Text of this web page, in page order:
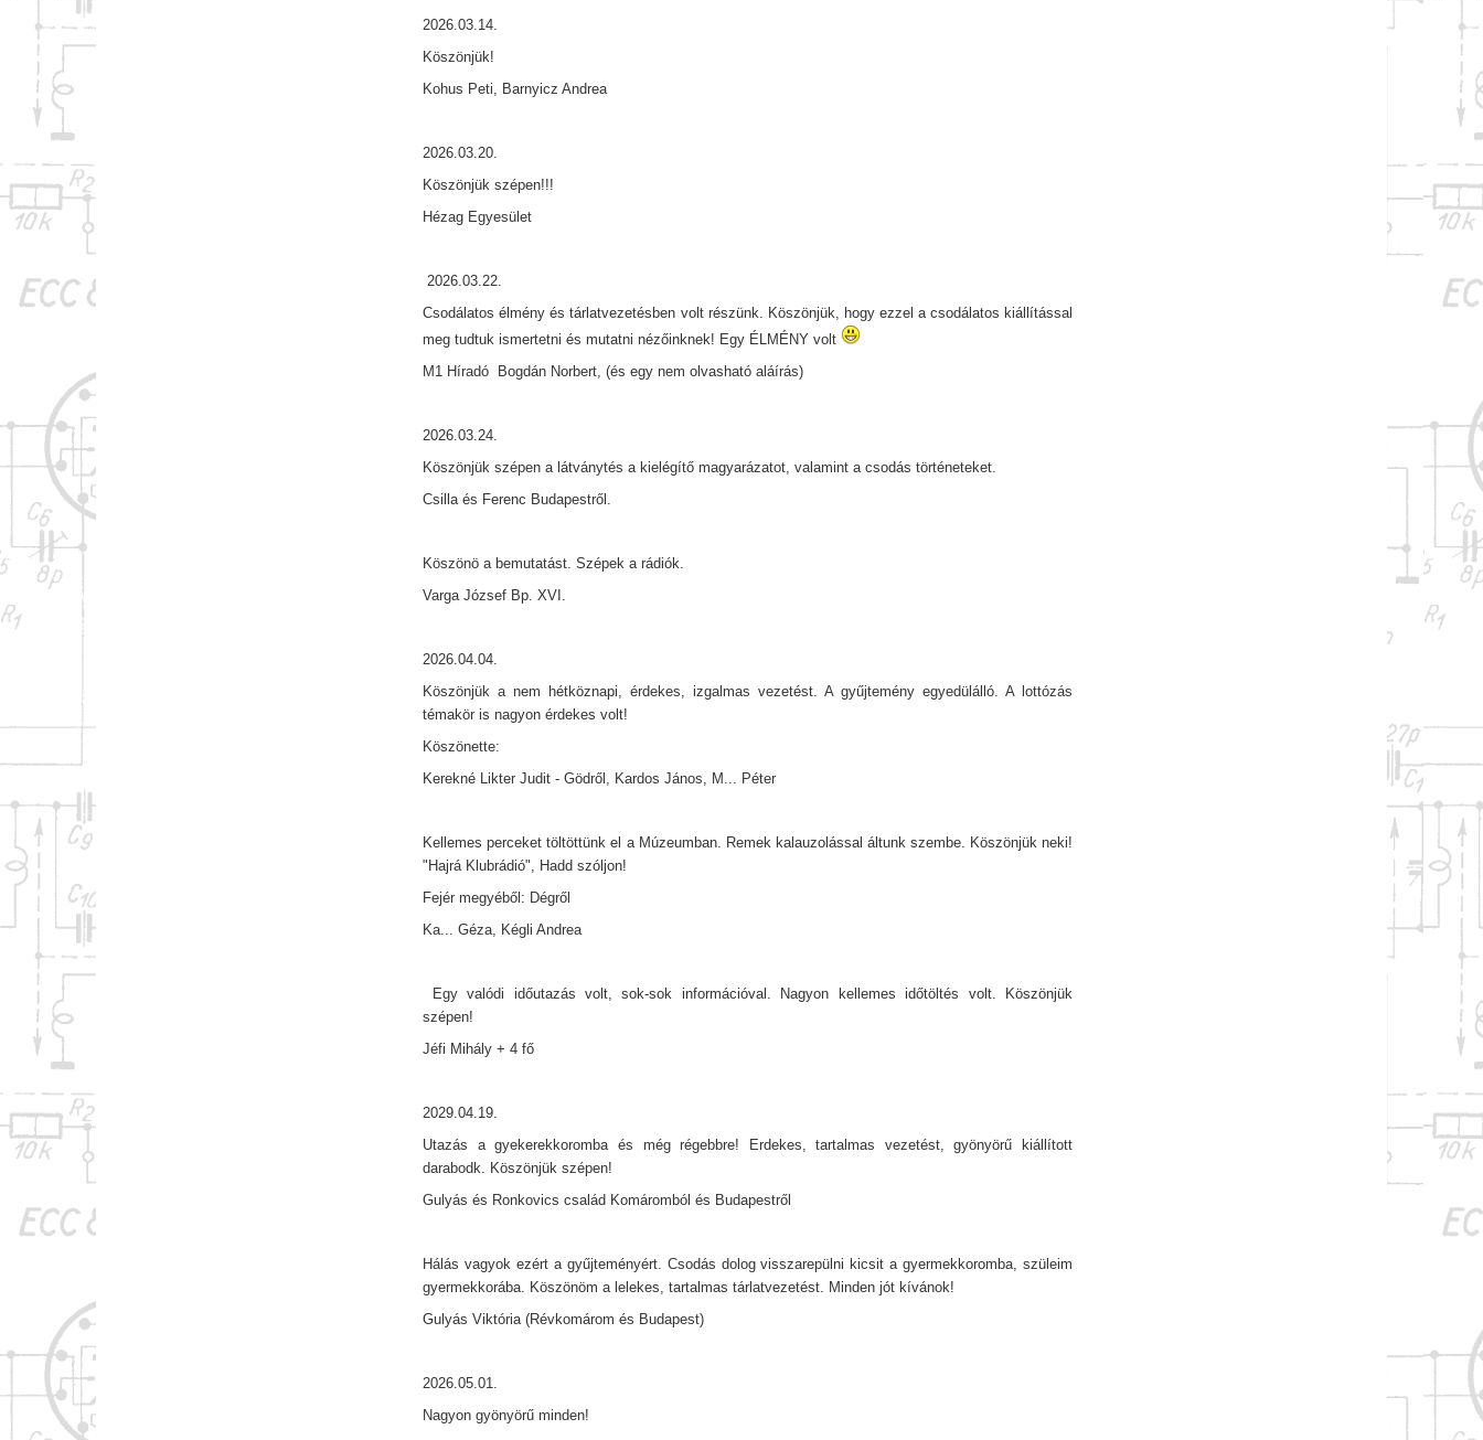
2026.03.14.
Köszönjük!
Kohus Peti, Barnyicz Andrea
2026.03.20.
Köszönjük szépen!!!
Hézag Egyesület
2026.03.22.
Csodálatos élmény és tárlatvezetésben volt részünk. Köszönjük, hogy ezzel a csodálatos kiállítással
meg tudtuk ismertetni és mutatni nézőinknek! Egy ÉLMÉNY volt
M1 Híradó Bogdán Norbert, (és egy nem olvasható aláírás)
2026.03.24.
Köszönjük szépen a látványtés a kielégítő magyarázatot, valamint a csodás történeteket.
Csilla és Ferenc Budapestről.
Köszönö a bemutatást. Szépek a rádiók.
Varga József Bp. XVI.
2026.04.04.
Köszönjük a nem hétköznapi, érdekes, izgalmas vezetést. A gyűjtemény egyedülálló. A lottózás
témakör is nagyon érdekes volt!
Köszönette:
Kerekné Likter Judit - Gödről, Kardos János, M... Péter
Kellemes perceket töltöttünk el a Múzeumban. Remek kalauzolással áltunk szembe. Köszönjük neki!
"Hajrá Klubrádió", Hadd szóljon!
Fejér megyéből: Dégről
Ka... Géza, Kégli Andrea
Egy valódi időutazás volt, sok-sok információval. Nagyon kellemes időtöltés volt. Köszönjük
szépen!
Jéfi Mihály + 4 fő
2029.04.19.
Utazás a gyekerekkoromba és még régebbre! Erdekes, tartalmas vezetést, gyönyörű kiállított
darabodk. Köszönjük szépen!
Gulyás és Ronkovics család Komáromból és Budapestről
Hálás vagyok ezért a gyűjteményért. Csodás dolog visszarepülni kicsit a gyermekkoromba, szüleim
gyermekkorába. Köszönöm a lelekes, tartalmas tárlatvezetést. Minden jót kívánok!
Gulyás Viktória (Révkomárom és Budapest)
2026.05.01.
Nagyon gyönyörű minden!